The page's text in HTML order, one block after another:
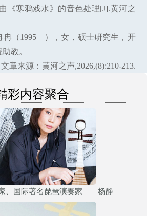
《寒鸦戏水》的音色处理[J].黄河之
冉（1995—），女，硕士研究生，开
教。
文章来源：黄河之声,2026,(8):210-213.
彩内容聚合
、国际著名琵琶演奏家——杨静